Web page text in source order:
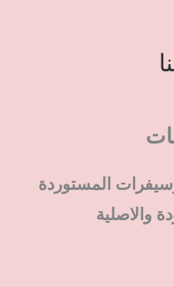
المستوردة
والاصلية